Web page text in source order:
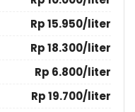
Rp 15.950/liter
Rp 18.300/liter
Rp 6.800/liter
Rp 19.700/liter